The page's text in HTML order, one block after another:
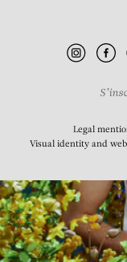
La
Legal
Visual identity and